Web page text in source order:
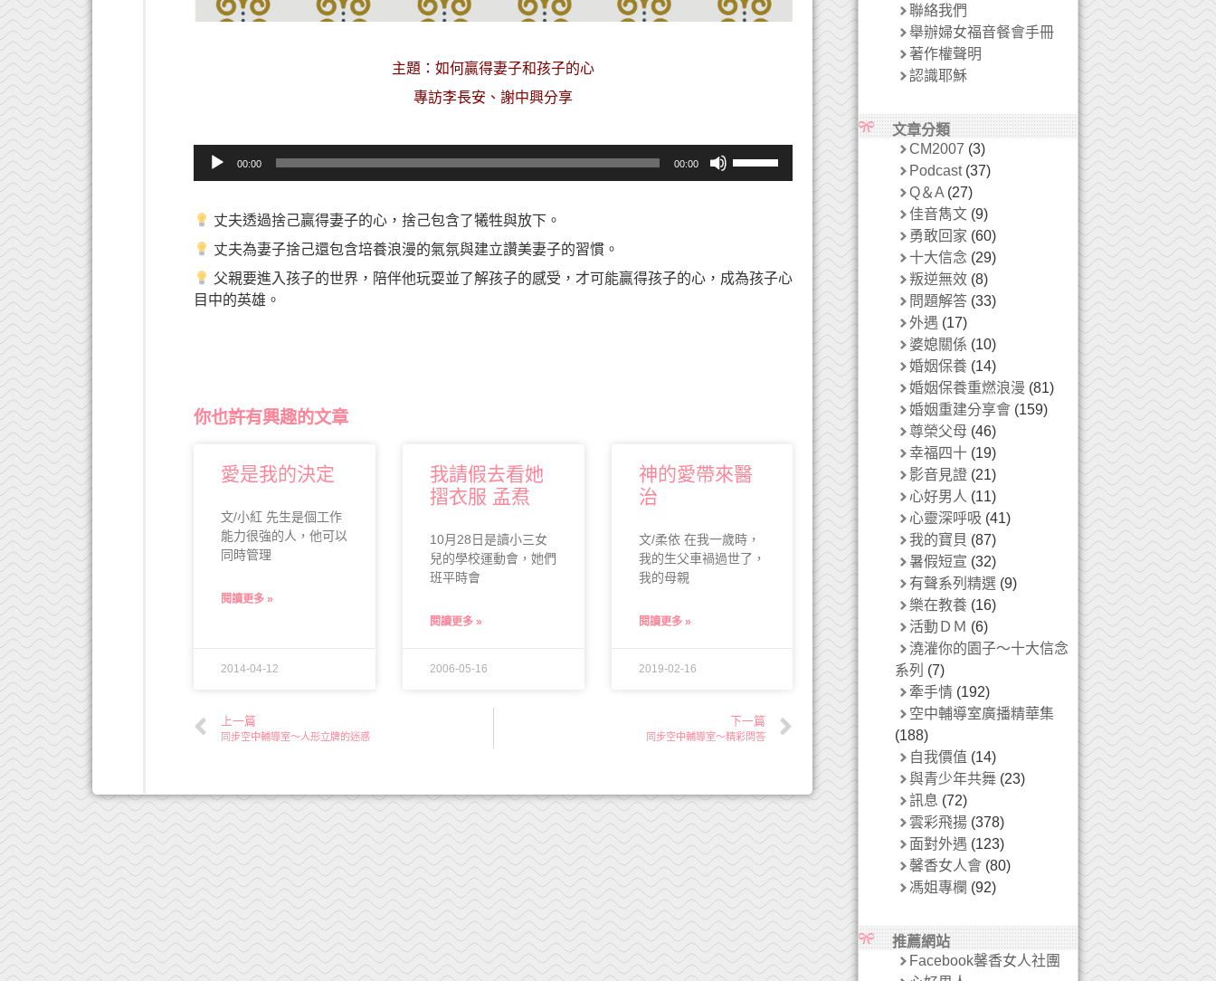
主題：如何贏得妻子和孩子的心
專訪李長安、謝中興分享
放
器
00:00 00:00
鍵
丈夫透過捨己贏得妻子的心，捨己包含了犧牲與放下。
丈夫為妻子捨己還包含培養浪漫的氣氛與建立讚美妻子的習慣。
父親要進入孩子的世界，陪伴他玩耍並了解孩子的感受，才可能贏得孩子的心，成為孩子心
目中的英雄。
你也許有興趣的文章
愛是我的決定
文/小紅 先生是個工作
能力很強的人，他可以
同時管理
閱讀更多 »
2014-04-12
我請假去看她
摺衣服 孟焄
10月28日是讀小三女
兒的學校運動會，她們
班平時會
閱讀更多 »
2006-05-16
神的愛帶來醫
治
文/柔依 在我一歲時，
我的生父車禍過世了，
我的母親
閱讀更多 »
2019-02-16
上一篇
同步空中輔導室～人形立牌的迷惑
下一篇
同步空中輔導室～精彩問答
聯絡我們
舉辦婦女福音餐會手冊
著作權聲明
認識耶穌
文章分類
CM2007 (3)
Podcast(37)
Q＆A(27)
佳音雋文(9)
勇敢回家 (60)
十大信念 (29)
叛逆無效(8)
問題解答(33)
外遇 (17)
婆媳關係 (10)
婚姻保養(14)
婚姻保養重燃浪漫 (81)
婚姻重建分享會(159)
尊榮父母 (46)
幸福四十(19)
影音見證(21)
心好男人 (11)
心靈深呼吸 (41)
我的寶貝 (87)
暑假短宣 (32)
有聲系列精選(9)
樂在教養(16)
活動ＤＭ (6)
澆灌你的園子～十大信念
系列 (7)
牽手情(192)
空中輔導室廣播精華集
(188)
自我價值 (14)
與青少年共舞(23)
訊息 (72)
雲彩飛揚(378)
面對外遇 (123)
馨香女人會(80)
馮姐專欄 (92)
推薦網站
Facebook馨香女人社團